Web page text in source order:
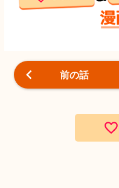
前の話